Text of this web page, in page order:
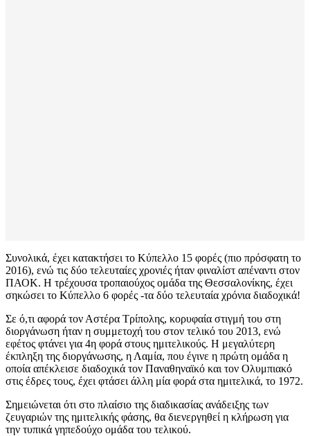
Συνολικά, έχει κατακτήσει το Κύπελλο 15 φορές (πιο πρόσφατη το
2016), ενώ τις δύο τελευταίες χρονιές ήταν φιναλίστ απέναντι στον
ΠΑΟΚ. Η τρέχουσα τροπαιούχος ομάδα της Θεσσαλονίκης, έχει
σηκώσει το Κύπελλο 6 φορές -τα δύο τελευταία χρόνια διαδοχικά!
Σε ό,τι αφορά τον Αστέρα Τρίπολης, κορυφαία στιγμή του στη
διοργάνωση ήταν η συμμετοχή του στον τελικό του 2013, ενώ
εφέτος φτάνει για 4η φορά στους ημιτελικούς. Η μεγαλύτερη
έκπληξη της διοργάνωσης, η Λαμία, που έγινε η πρώτη ομάδα η
οποία απέκλεισε διαδοχικά τον Παναθηναϊκό και τον Ολυμπιακό
στις έδρες τους, έχει φτάσει άλλη μία φορά στα ημιτελικά, το 1972.
Σημειώνεται ότι στο πλαίσιο της διαδικασίας ανάδειξης των
ζευγαριών της ημιτελικής φάσης, θα διενεργηθεί η κλήρωση για
την τυπικά γηπεδούχο ομάδα του τελικού.